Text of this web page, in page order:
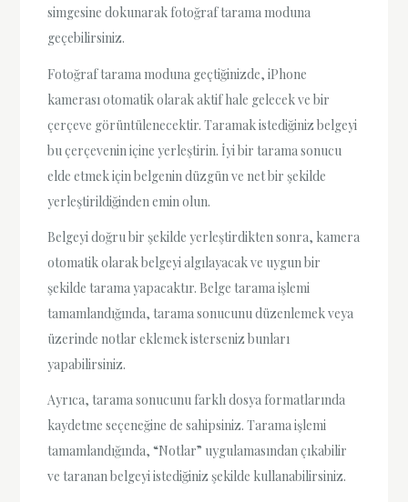
simgesine dokunarak fotoğraf tarama moduna
geçebilirsiniz.
Fotoğraf tarama moduna geçtiğinizde, iPhone
kamerası otomatik olarak aktif hale gelecek ve bir
çerçeve görüntülenecektir. Taramak istediğiniz belgeyi
bu çerçevenin içine yerleştirin. İyi bir tarama sonucu
elde etmek için belgenin düzgün ve net bir şekilde
yerleştirildiğinden emin olun.
Belgeyi doğru bir şekilde yerleştirdikten sonra, kamera
otomatik olarak belgeyi algılayacak ve uygun bir
şekilde tarama yapacaktır. Belge tarama işlemi
tamamlandığında, tarama sonucunu düzenlemek veya
üzerinde notlar eklemek isterseniz bunları
yapabilirsiniz.
Ayrıca, tarama sonucunu farklı dosya formatlarında
kaydetme seçeneğine de sahipsiniz. Tarama işlemi
tamamlandığında, “Notlar” uygulamasından çıkabilir
ve taranan belgeyi istediğiniz şekilde kullanabilirsiniz.